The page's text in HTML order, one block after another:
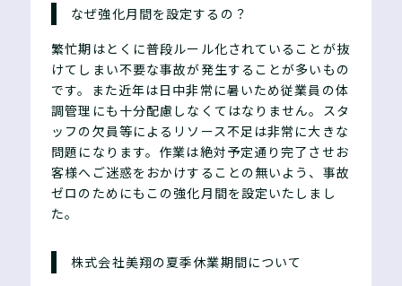
なぜ強化月間を設定するの？
繁忙期はとくに普段ルール化されていることが抜
けてしまい不要な事故が発生することが多いもの
です。また近年は日中非常に暑いため従業員の体
調管理にも十分配慮しなくてはなりません。スタ
ッフの欠員等によるリソース不足は非常に大きな
問題になります。作業は絶対予定通り完了させお
客様へご迷惑をおかけすることの無いよう、事故
ゼロのためにもこの強化月間を設定いたしまし
た。
株式会社美翔の夏季休業期間について